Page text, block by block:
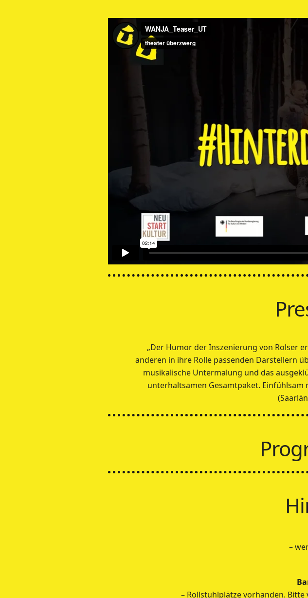
„Der Humor der Inszenierung von Rolser
anderen in ihre Rolle passenden Darstellern
musikalische Untermalung und das
unterhaltsamen Gesamtpaket.
–
– Rollstuhlplätze vorhanden. Bitte